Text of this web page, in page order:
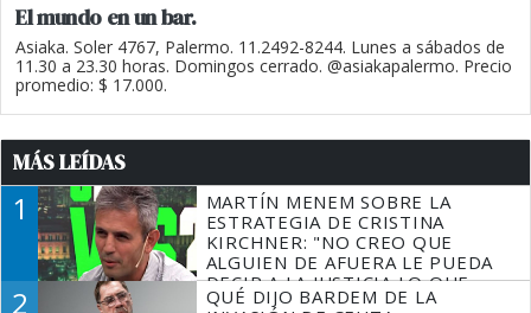
El mundo en un bar.
Asiaka. Soler 4767, Palermo. 11.2492-8244. Lunes a sábados de
11.30 a 23.30 horas. Domingos cerrado. @asiakapalermo. Precio
promedio: $ 17.000.
MÁS LEÍDAS
1
MARTÍN MENEM SOBRE LA
ESTRATEGIA DE CRISTINA
KIRCHNER: "NO CREO QUE
ALGUIEN DE AFUERA LE PUEDA
DECIR A LA JUSTICIA LO QUE
TIENE QUE HACER"
2
QUÉ DIJO BARDEM DE LA